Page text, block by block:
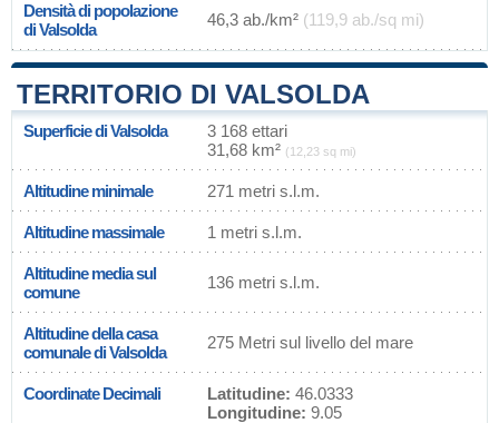
Densità di popolazione
di Valsolda
46,3 ab./km² (119,9 ab./sq mi)
TERRITORIO DI VALSOLDA
Superficie di Valsolda
3 168 ettari
31,68 km² (12,23 sq mi)
Altitudine minimale 271 metri s.l.m.
Altitudine massimale 1 metri s.l.m.
Altitudine media sul
comune
136 metri s.l.m.
Altitudine della casa
comunale di Valsolda
275 Metri sul livello del mare
Coordinate Decimali Latitudine: 46.0333
Longitudine: 9.05